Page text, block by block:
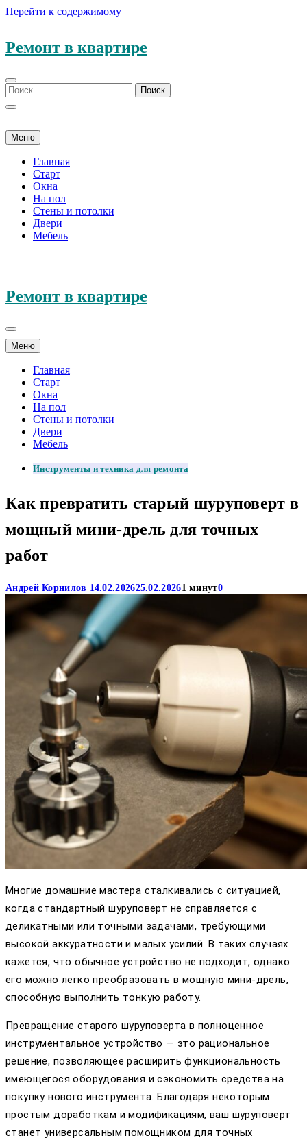
Перейти к содержимому
Ремонт в квартире
Меню
Главная
Старт
Окна
На пол
Стены и потолки
Двери
Мебель
Ремонт в квартире
Меню
Главная
Старт
Окна
На пол
Стены и потолки
Двери
Мебель
Инструменты и техника для ремонта
Как превратить старый шуруповерт в
мощный мини-дрель для точных
работ
Андрей Корнилов 14.02.202625.02.20261 минут0
Многие домашние мастера сталкивались с ситуацией,
когда стандартный шуруповерт не справляется с
деликатными или точными задачами, требующими
высокой аккуратности и малых усилий. В таких случаях
кажется, что обычное устройство не подходит, однако
его можно легко преобразовать в мощную мини-дрель,
способную выполнить тонкую работу.
Превращение старого шуруповерта в полноценное
инструментальное устройство — это рациональное
решение, позволяющее расширить функциональность
имеющегося оборудования и сэкономить средства на
покупку нового инструмента. Благодаря некоторым
простым доработкам и модификациям, ваш шуруповерт
станет универсальным помощником для точных